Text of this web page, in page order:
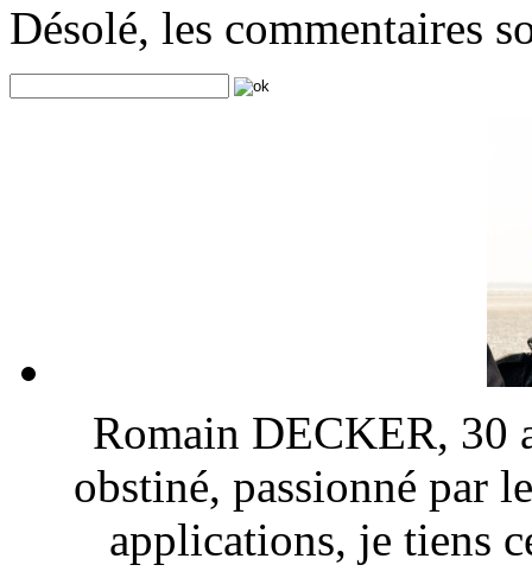
Désolé, les commentaires
Romain DECKER, 30
obstiné, passionné par
applications, je tiens